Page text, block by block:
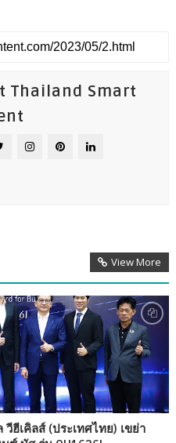
Thailand Smart
View More
วีฮีเคิลส์ (ประเทศไทย) เขย่า